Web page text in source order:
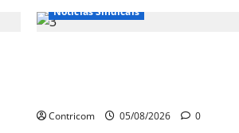
Notícias Sindicais
Contricom 05/08/2026 0